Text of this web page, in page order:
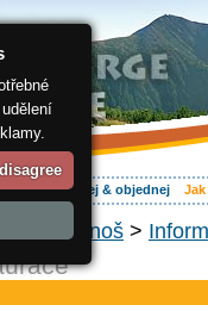
Hledej & objednej
do Krkonoš >
disagree